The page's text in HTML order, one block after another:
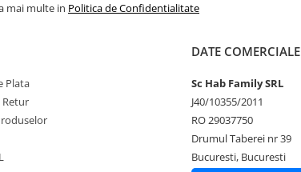
mai multe in Politica de Confidentialitate
Plata
Retur
DATE COMERCIALE
Sc Hab Family SRL
J40/10355/2011
RO 29037750
Drumul Taberei nr 39
Bucuresti, Bucuresti